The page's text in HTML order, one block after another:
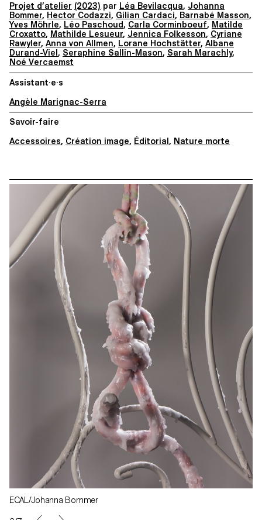
Projet d’atelier (2023) par Léa Bevilacqua, Johanna
Bommer, Hector Codazzi, Gilian Cardaci, Barnabé Masson,
Yves Möhrle, Léo Paschoud, Carla Corminboeuf, Matilde
Croxatto, Mathilde Lesueur, Jennica Folkesson, Cyriane
Rawyler, Anna von Allmen, Lorane Hochstätter, Albane
Durand-Viel , Seraphine Sallin-Mason, Sarah Marachly,
Noé Vercaemst
Assistant·e·s
Angèle Marignac-Serra
Savoir-faire
Accessoires, Création image, Éditorial , Nature morte
ECAL/Johanna Bommer